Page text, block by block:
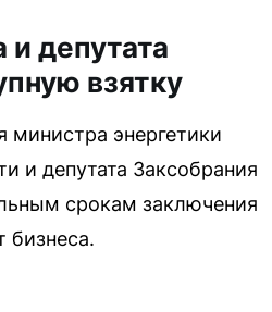
и депутата
взятку
министра энергетики
и депутата Заксобрания
срокам заключения
бизнеса.